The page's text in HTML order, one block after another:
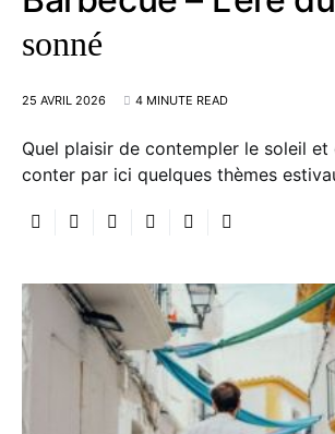
sonné
25 AVRIL 2026 4 MINUTE READ
Quel plaisir de contempler le soleil et
conter par ici quelques thèmes